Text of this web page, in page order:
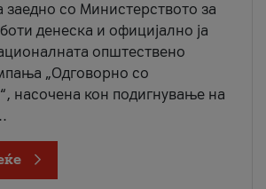
заедно со Министерството за
денеска и официјално ја
општествено
„Одговорно со
насочена кон подигнување на